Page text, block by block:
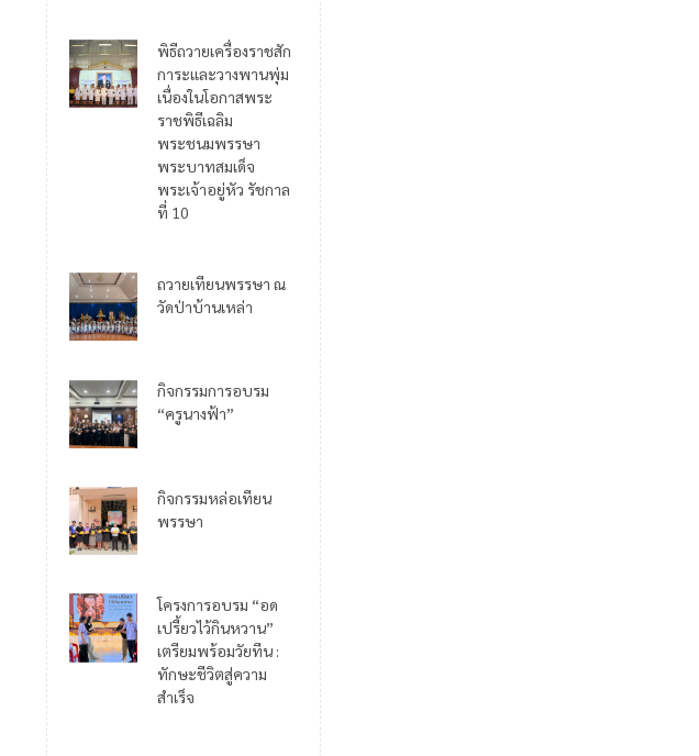
พิธีถวายเครื่องราชสัก
การะและวางพานพุ่ม
เนื่องในโอกาสพระ
ราชพิธีเฉลิม
พระชนมพรรษา
พระบาทสมเด็จ
พระเจ้าอยู่หัว รัชกาล
ที่ 10
ถวายเทียนพรรษา ณ
วัดป่าบ้านเหล่า
กิจกรรมการอบรม
“ครูนางฟ้า”
กิจกรรมหล่อเทียน
พรรษา
โครงการอบรม “อด
เปรี้ยวไว้กินหวาน”
เตรียมพร้อมวัยทีน :
ทักษะชีวิตสู่ความ
สำเร็จ